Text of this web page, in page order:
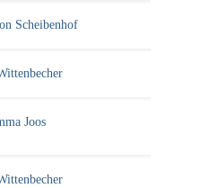
Scheibenhof
Joos